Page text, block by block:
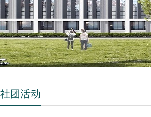
社团活动